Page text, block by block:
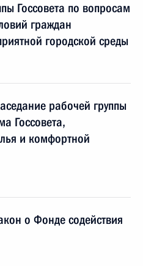
Госсовета по вопросам
граждан
городской среды
рабочей группы
Госсовета,
и комфортной
о Фонде содействия